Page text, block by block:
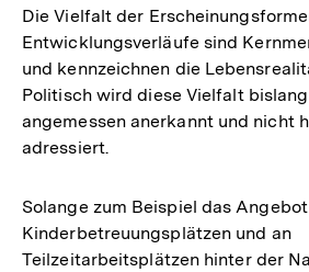
Die Vielfalt der
Entwicklungsverläufe sind
und kennzeichnen die
Politisch wird diese Vielfalt
angemessen anerkannt und nicht
adressiert.
Solange zum Beispiel das
Kinderbetreuungsplätzen und an
Teilzeitarbeitsplätzen hinter der